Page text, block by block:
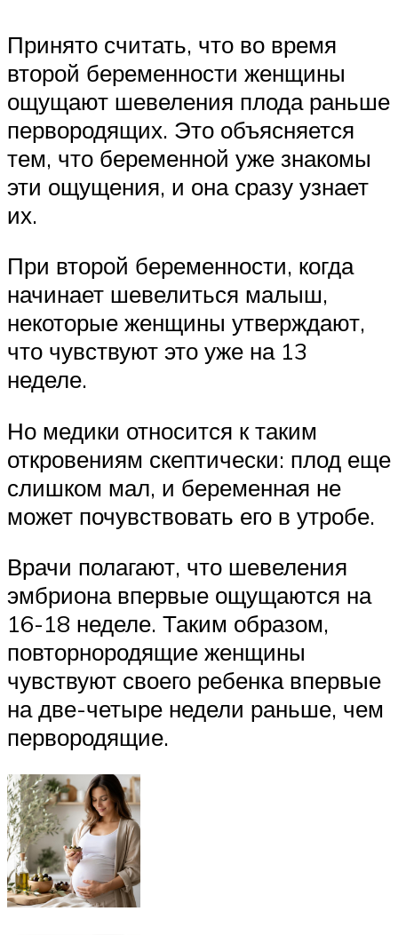
Принято считать, что во время
второй беременности женщины
ощущают шевеления плода раньше
первородящих. Это объясняется
тем, что беременной уже знакомы
эти ощущения, и она сразу узнает
их.
При второй беременности, когда
начинает шевелиться малыш,
некоторые женщины утверждают,
что чувствуют это уже на 13
неделе.
Но медики относится к таким
откровениям скептически: плод еще
слишком мал, и беременная не
может почувствовать его в утробе.
Врачи полагают, что шевеления
эмбриона впервые ощущаются на
16-18 неделе. Таким образом,
повторнородящие женщины
чувствуют своего ребенка впервые
на две-четыре недели раньше, чем
первородящие.